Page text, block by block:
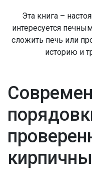
Эта книга –
интересуется
сложить печь или
историю и